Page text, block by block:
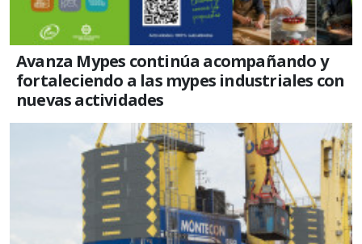
Avanza Mypes continúa acompañando y
fortaleciendo a las mypes industriales con
nuevas actividades